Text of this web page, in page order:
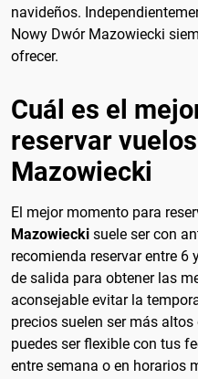
navideños.
Nowy Dwór Mazowiecki
ofrecer.
Cuál es el
reservar
Mazowiecki
El mejor momento para
Mazowiecki suele ser con
recomienda reservar entre 6
de salida para obtener las
aconsejable evitar la
precios suelen ser más
puedes ser flexible con tus
entre semana o en horarios